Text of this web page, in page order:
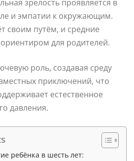
зрелость проявляется в
и эмпатии к окружающим.
своим путём, и средние
для родителей.
роль, создавая среду
приключений, что
естественное
давления.
ребёнка в шесть лет: